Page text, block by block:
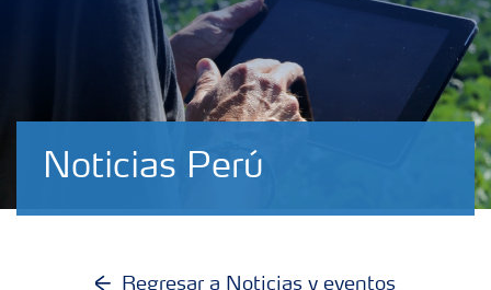
Noticias Perú
Regresar a Noticias y eventos